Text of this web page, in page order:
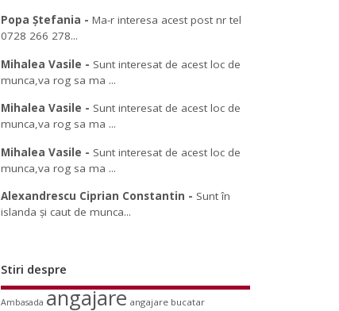
Popa Ștefania -Ma-r interesa acest post nr tel
0728 266 278...
Mihalea Vasile - Sunt interesat de acest loc de
munca,va rog sa ma ...
Mihalea Vasile - Sunt interesat de acest loc de
munca,va rog sa ma ...
Mihalea Vasile - Sunt interesat de acest loc de
munca,va rog sa ma ...
Alexandrescu Ciprian Constantin - Sunt în
islanda și caut de munca...
Stiri despre
Ambasada angajare angajare bucatar